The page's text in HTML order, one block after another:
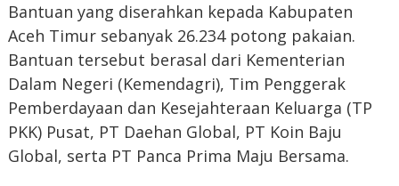
Bantuan yang diserahkan kepada Kabupaten
Aceh Timur sebanyak 26.234 potong pakaian.
Bantuan tersebut berasal dari Kementerian
Dalam Negeri (Kemendagri), Tim Penggerak
Pemberdayaan dan Kesejahteraan Keluarga (TP
PKK) Pusat, PT Daehan Global, PT Koin Baju
Global, serta PT Panca Prima Maju Bersama.